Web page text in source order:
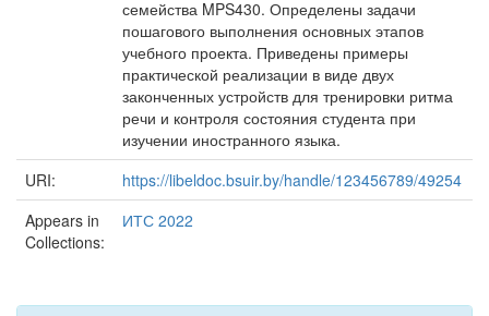
семейства MPS430. Определены задачи
пошагового выполнения основных этапов
учебного проекта. Приведены примеры
практической реализации в виде двух
законченных устройств для тренировки ритма
речи и контроля состояния студента при
изучении иностранного языка.
URI:
https://libeldoc.bsuir.by/handle/123456789/49254
Appears in
Collections:
ИТС 2022